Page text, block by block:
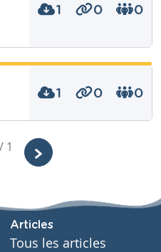
1 0 0
1 0 0
1
Articles
Tous les articles